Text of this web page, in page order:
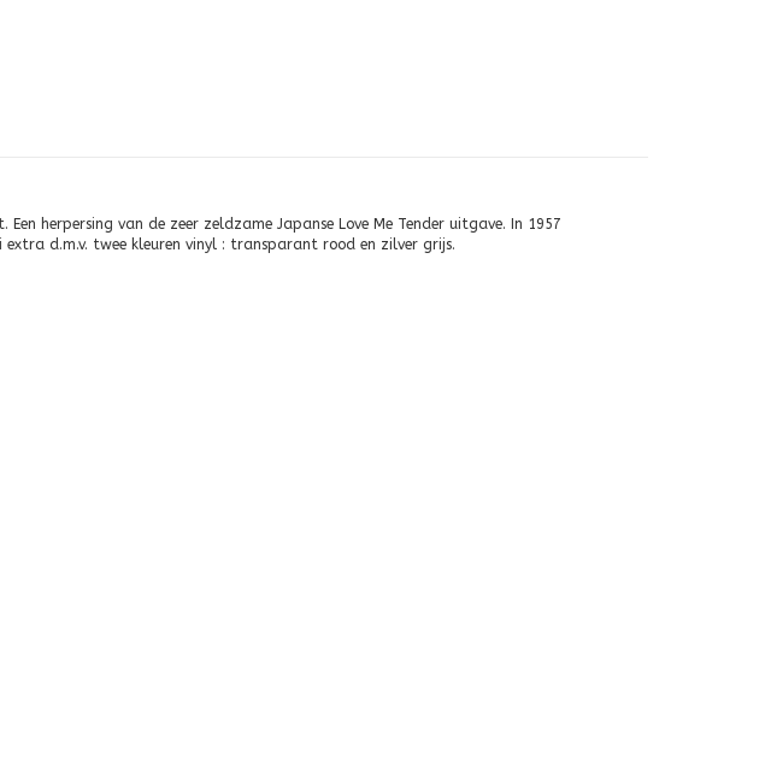
herpersing van de zeer zeldzame Japanse Love Me Tender uitgave. In 1957
d.m.v. twee kleuren vinyl : transparant rood en zilver grijs.